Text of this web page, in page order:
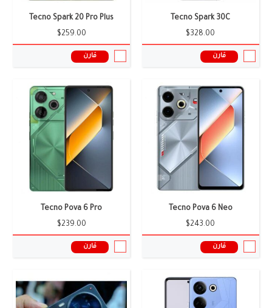
Tecno Spark 30C
$328.00
قارن
Tecno Spark 20 Pro Plus
$259.00
قارن
Tecno Pova 6 Neo
$243.00
قارن
Tecno Pova 6 Pro
$239.00
قارن
الشاشة:6.67 بوصة، أموليد
الكاميرا:2+64 ميجا بيكسل + QVGA
الذاكرة العشوائية:
البطارية:5000 ملى أمبير، 33 واط سلكي
نظام التشغيل:أندرويد 13 واجهه المستخدم HIOS 13
سعر ومواصفات الموبايل ←
الشاشة:6.78 بوصة
الكاميرا:ثلاثية: 50+50+2 ميجا بكسل
الذاكرة العشوائية:-
البطارية: 5000 ملى أمبير
نظام التشغيل:أندرويد 14 واجهه المستخدم HIOS 14
سعر ومواصفات الموبايل ←